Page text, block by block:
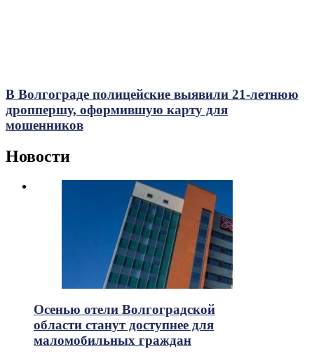
В Волгограде полицейские выявили 21-летнюю
дроппершу, оформившую карту для
мошенников
Новости
Осенью отели Волгоградской
области станут доступнее для
маломобильных граждан